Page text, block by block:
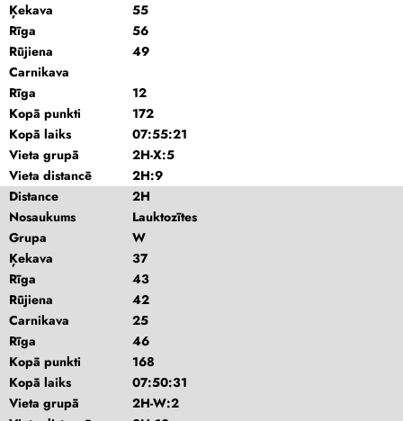
Ķekava
55
Rīga
56
Rūjiena
49
Carnikava
Rīga
12
Kopā punkti
172
Kopā laiks
07:55:21
Vieta grupā
2H-X:5
Vieta distancē
2H:9
Distance
2H
Nosaukums
Lauktozītes
Grupa
W
Ķekava
37
Rīga
43
Rūjiena
42
Carnikava
25
Rīga
46
Kopā punkti
168
Kopā laiks
07:50:31
Vieta grupā
2H-W:2